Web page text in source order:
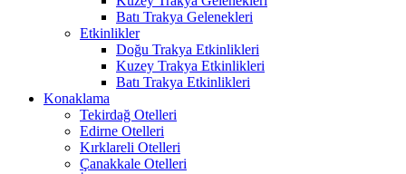
Batı Trakya Gelenekleri
Etkinlikler
Doğu Trakya Etkinlikleri
Kuzey Trakya Etkinlikleri
Batı Trakya Etkinlikleri
Konaklama
Tekirdağ Otelleri
Edirne Otelleri
Kırklareli Otelleri
Çanakkale Otelleri